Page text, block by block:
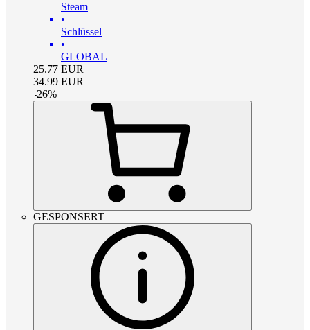
Steam
•
Schlüssel
•
GLOBAL
25.77 EUR
34.99 EUR
-26%
GESPONSERT